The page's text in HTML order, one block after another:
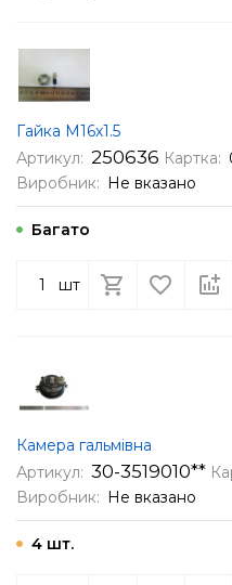
Гайка М16х1.5
Артикул: 250636 Картка:
Виробник: Не вказано
Багато
шт
Камера гальмівна
Артикул: 30-3519010**
Виробник: Не вказано
4 шт.